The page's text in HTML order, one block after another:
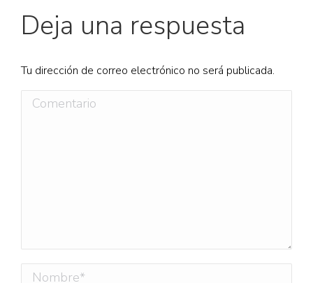
Deja una respuesta
Tu dirección de correo electrónico no será publicada.
Comentario
Nombre *